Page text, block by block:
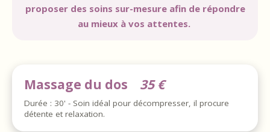
proposer des soins sur-mesure afin de répondre
au mieux à vos attentes.
Massage du dos 35 €
Durée : 30' - Soin idéal pour décompresser, il procure
détente et relaxation.